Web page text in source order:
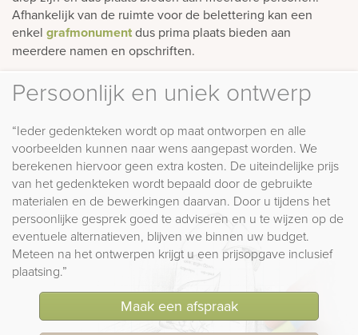
Afhankelijk van de ruimte voor de belettering kan een
enkel grafmonumentdus prima plaats bieden aan
meerdere namen en opschriften.
Persoonlijk en uniek ontwerp
“Ieder gedenkteken wordt op maat ontworpen en alle
voorbeelden kunnen naar wens aangepast worden. We
berekenen hiervoor geen extra kosten. De uiteindelijke prijs
van het gedenkteken wordt bepaald door de gebruikte
materialen en de bewerkingen daarvan. Door u tijdens het
persoonlijke gesprek goed te adviseren en u te wijzen op de
eventuele alternatieven, blijven we binnen uw budget.
Meteen na het ontwerpen krijgt u een prijsopgave inclusief
plaatsing.”
Maak een afspraak